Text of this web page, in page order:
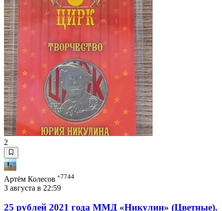
2
Артём Колесов +7744
3 августа в 22:59
25 рублей 2021 года ММД «Никулин» (Цветные).